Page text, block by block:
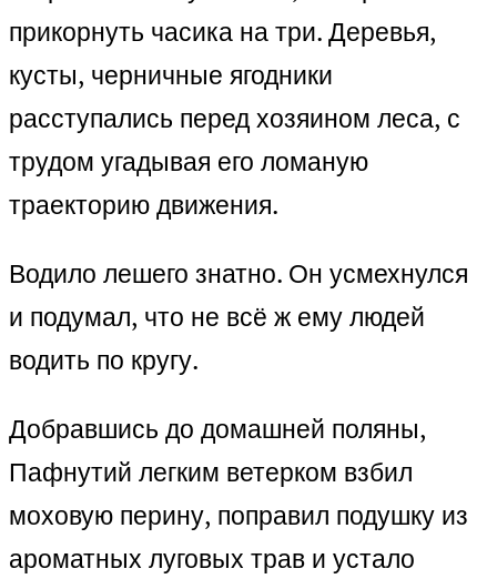
прикорнуть часика на три. Деревья,
кусты, черничные ягодники
расступались перед хозяином леса, с
трудом угадывая его ломаную
траекторию движения.
Водило лешего знатно. Он усмехнулся
и подумал, что не всё ж ему людей
водить по кругу.
Добравшись до домашней поляны,
Пафнутий легким ветерком взбил
моховую перину, поправил подушку из
ароматных луговых трав и устало